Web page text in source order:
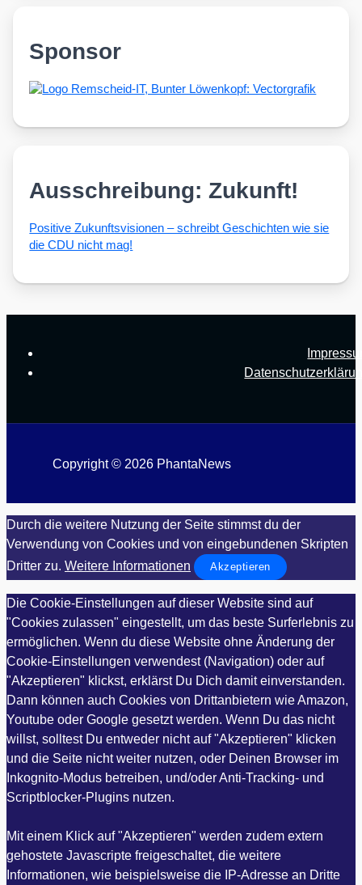
Sponsor
Ausschreibung: Zukunft!
Posi­ti­ve Zukunfts­vi­sio­nen – schreibt Geschich­ten wie sie
die CDU nicht mag!
Copyright © 2026 PhantaNews
Durch die weitere Nutzung der Seite stimmst du der
Verwendung von Cookies und von eingebundenen Skripten
Dritter zu. Weitere Informationen Akzeptieren
Die Cookie-Einstellungen auf dieser Website sind auf
"Cookies zulassen" eingestellt, um das beste Surferlebnis zu
ermöglichen. Wenn du diese Website ohne Änderung der
Cookie-Einstellungen verwendest (Navigation) oder auf
"Akzeptieren" klickst, erklärst Du Dich damit einverstanden.
Dann können auch Cookies von Drittanbietern wie Amazon,
Youtube oder Google gesetzt werden. Wenn Du das nicht
willst, solltest Du entweder nicht auf "Akzeptieren" klicken
und die Seite nicht weiter nutzen, oder Deinen Browser im
Inkognito-Modus betreiben, und/oder Anti-Tracking- und
Scriptblocker-Plugins nutzen.
Mit einem Klick auf "Akzeptieren" werden zudem extern
gehostete Javascripte freigeschaltet, die weitere
Informationen, wie beispielsweise die IP-Adresse an Dritte